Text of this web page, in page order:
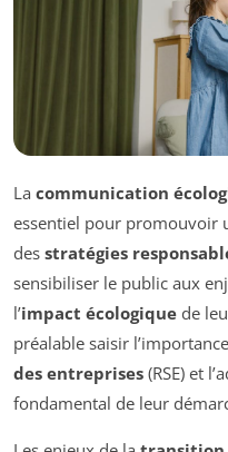
La communication
essentiel pour promouvoir
des stratégies
sensibiliser le public aux
l’impact écologique de
préalable saisir
des entreprises (RSE) et
fondamental de leur